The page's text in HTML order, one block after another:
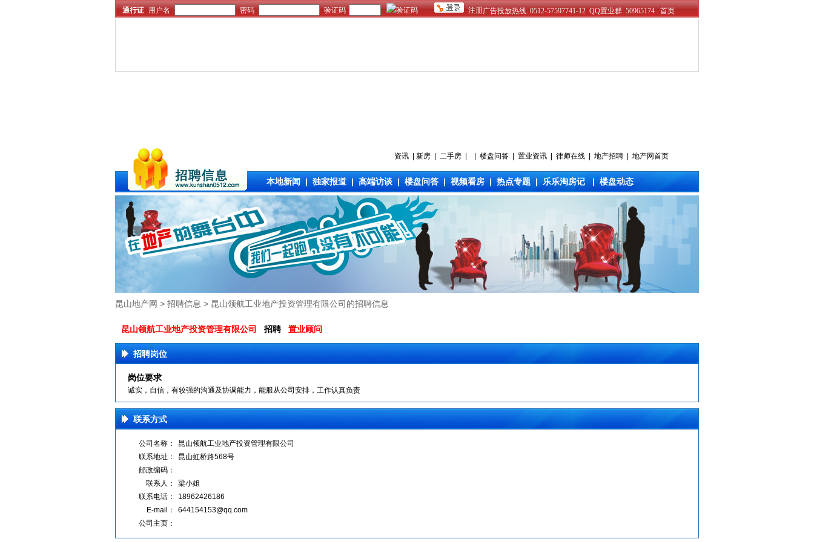
本地新闻 | 独家报道 | 高端访谈 | 楼盘问答 | 视频看房 | 热点专题 |乐乐淘房记 | 楼盘动态
资讯 新房 二手房 楼盘问答 置业资讯 律师在线 地产招聘 地产网首页
昆山地产网 > 招聘信息 > 昆山领航工业地产投资管理有限公司的招聘信息
昆山领航工业地产投资管理有限公司 招聘 置业顾问
招聘岗位
岗位要求
诚实，自信，有较强的沟通及协调能力，能服从公司安排，工作认真负责
联系方式
公司名称：
昆山领航工业地产投资管理有限公司
联系地址：
昆山虹桥路568号
邮政编码：
联系人：
梁小姐
联系电话：
18962426186
E-mail：
644154153@qq.com
公司主页：